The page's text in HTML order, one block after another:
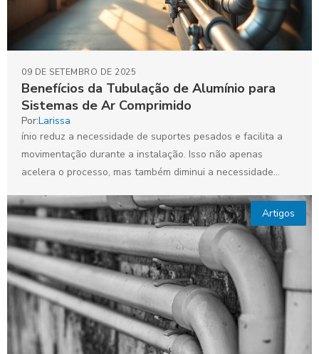
Benefícios da Tubulação de Alumínio para
Sistemas de Ar Comprimido
09 DE SETEMBRO DE 2025
Por:Larissa
ínio reduz a necessidade de suportes pesados e facilita a
movimentação durante a instalação. Isso não apenas
acelera o processo, mas também diminui a necessidade...
Artigos